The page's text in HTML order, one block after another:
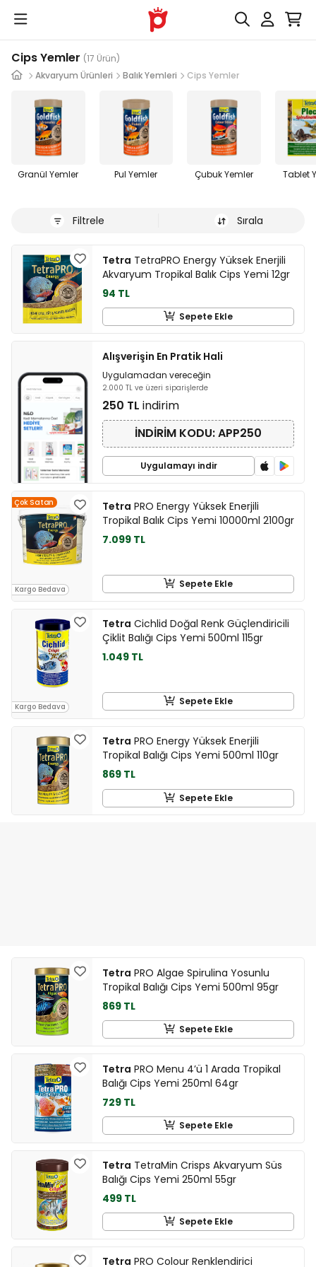
Cips Yemler (17 Ürün)
Akvaryum Ürünleri
Balık Yemleri Cips Yemler
Granül Yemler Pul Yemler Çubuk Yemler Tablet
Filtrele Sırala
Tetra TetraPRO Energy Yüksek Enerjili
Akvaryum Tropikal Balık Cips Yemi 12gr
94 TL
Sepete Ekle
Alışverişin En Pratik Hali
Uygulamadan vereceğin
2.000 TL ve üzeri siparişlerde
250 TL indirim
İNDİRİM KODU: APP250
Uygulamayı indir
Çok Satan
Kargo Bedava
Tetra PRO Energy Yüksek Enerjili
Tropikal Balık Cips Yemi 10000ml 2100gr
7.099 TL
Sepete Ekle
Kargo Bedava
Tetra Cichlid Doğal Renk Güçlendiricili
Çiklit Balığı Cips Yemi 500ml 115gr
1.049 TL
Sepete Ekle
Tetra PRO Energy Yüksek Enerjili
Tropikal Balığı Cips Yemi 500ml 110gr
869 TL
Sepete Ekle
Tetra PRO Algae Spirulina Yosunlu
Tropikal Balığı Cips Yemi 500ml 95gr
869 TL
Sepete Ekle
Tetra PRO Menu 4’ü 1 Arada Tropikal
Balığı Cips Yemi 250ml 64gr
729 TL
Sepete Ekle
Tetra TetraMin Crisps Akvaryum Süs
Balığı Cips Yemi 250ml 55gr
499 TL
Sepete Ekle
Tetra PRO Colour Renklendirici